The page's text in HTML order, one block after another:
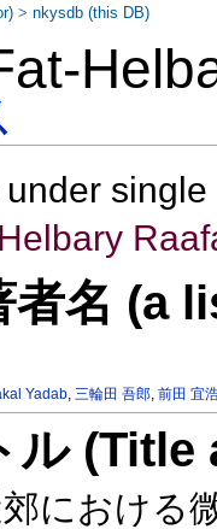
者名 (a
Yadab,三輪田 吾郎,前田 宜
ル
における
>nkysdb (this DB)